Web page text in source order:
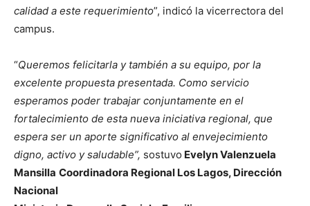
calidad a este requerimiento”, indicó la vicerrectora del
campus.
“Queremos felicitarla y también a su equipo, por la
excelente propuesta presentada. Como servicio
esperamos poder trabajar conjuntamente en el
fortalecimiento de esta nueva iniciativa regional, que
espera ser un aporte significativo al envejecimiento
digno, activo y saludable”, sostuvo Evelyn Valenzuela
Mansilla Coordinadora Regional Los Lagos, Dirección
Nacional